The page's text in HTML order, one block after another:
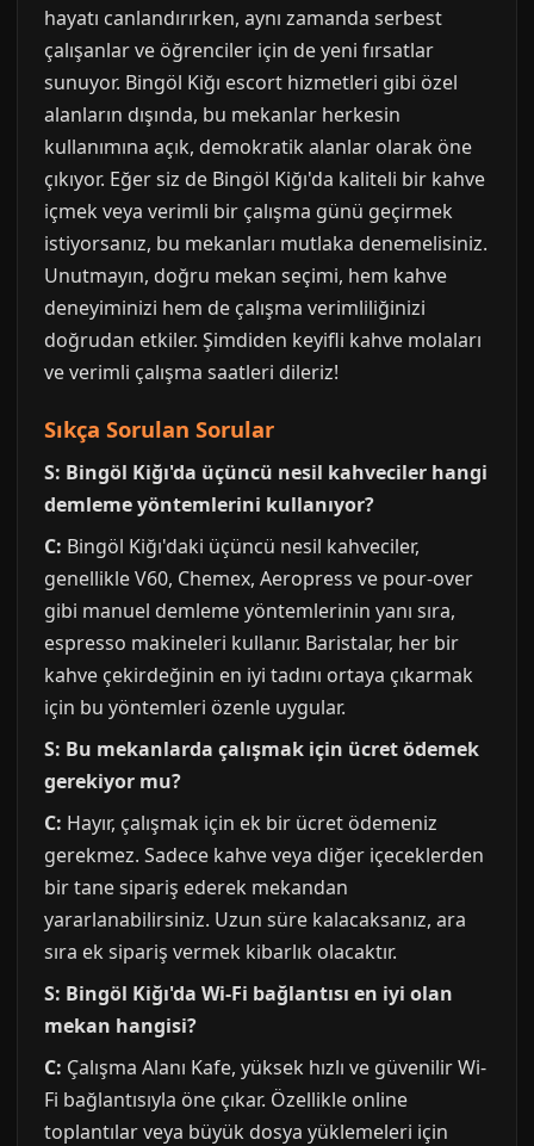
hayatı canlandırırken, aynı zamanda serbest
çalışanlar ve öğrenciler için de yeni fırsatlar
sunuyor. Bingöl Kiğı escort hizmetleri gibi özel
alanların dışında, bu mekanlar herkesin
kullanımına açık, demokratik alanlar olarak öne
çıkıyor. Eğer siz de Bingöl Kiğı'da kaliteli bir kahve
içmek veya verimli bir çalışma günü geçirmek
istiyorsanız, bu mekanları mutlaka denemelisiniz.
Unutmayın, doğru mekan seçimi, hem kahve
deneyiminizi hem de çalışma verimliliğinizi
doğrudan etkiler. Şimdiden keyifli kahve molaları
ve verimli çalışma saatleri dileriz!
Sıkça Sorulan Sorular
S: Bingöl Kiğı'da üçüncü nesil kahveciler hangi
demleme yöntemlerini kullanıyor?
C: Bingöl Kiğı'daki üçüncü nesil kahveciler,
genellikle V60, Chemex, Aeropress ve pour-over
gibi manuel demleme yöntemlerinin yanı sıra,
espresso makineleri kullanır. Baristalar, her bir
kahve çekirdeğinin en iyi tadını ortaya çıkarmak
için bu yöntemleri özenle uygular.
S: Bu mekanlarda çalışmak için ücret ödemek
gerekiyor mu?
C: Hayır, çalışmak için ek bir ücret ödemeniz
gerekmez. Sadece kahve veya diğer içeceklerden
bir tane sipariş ederek mekandan
yararlanabilirsiniz. Uzun süre kalacaksanız, ara
sıra ek sipariş vermek kibarlık olacaktır.
S: Bingöl Kiğı'da Wi-Fi bağlantısı en iyi olan
mekan hangisi?
C: Çalışma Alanı Kafe, yüksek hızlı ve güvenilir Wi-
Fi bağlantısıyla öne çıkar. Özellikle online
toplantılar veya büyük dosya yüklemeleri için